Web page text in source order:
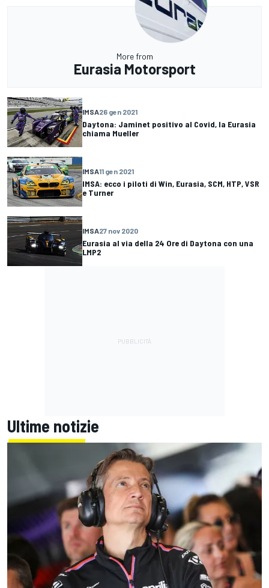
More from
Eurasia Motorsport
IMSA26 gen 2021
Daytona: Jaminet positivo al Covid, la Eurasia
chiama Mueller
IMSA11 gen 2021
IMSA: ecco i piloti di Win, Eurasia, SCM, HTP, VSR
e Turner
IMSA27 nov 2020
Eurasia al via della 24 Ore di Daytona con una
LMP2
Ultime notizie